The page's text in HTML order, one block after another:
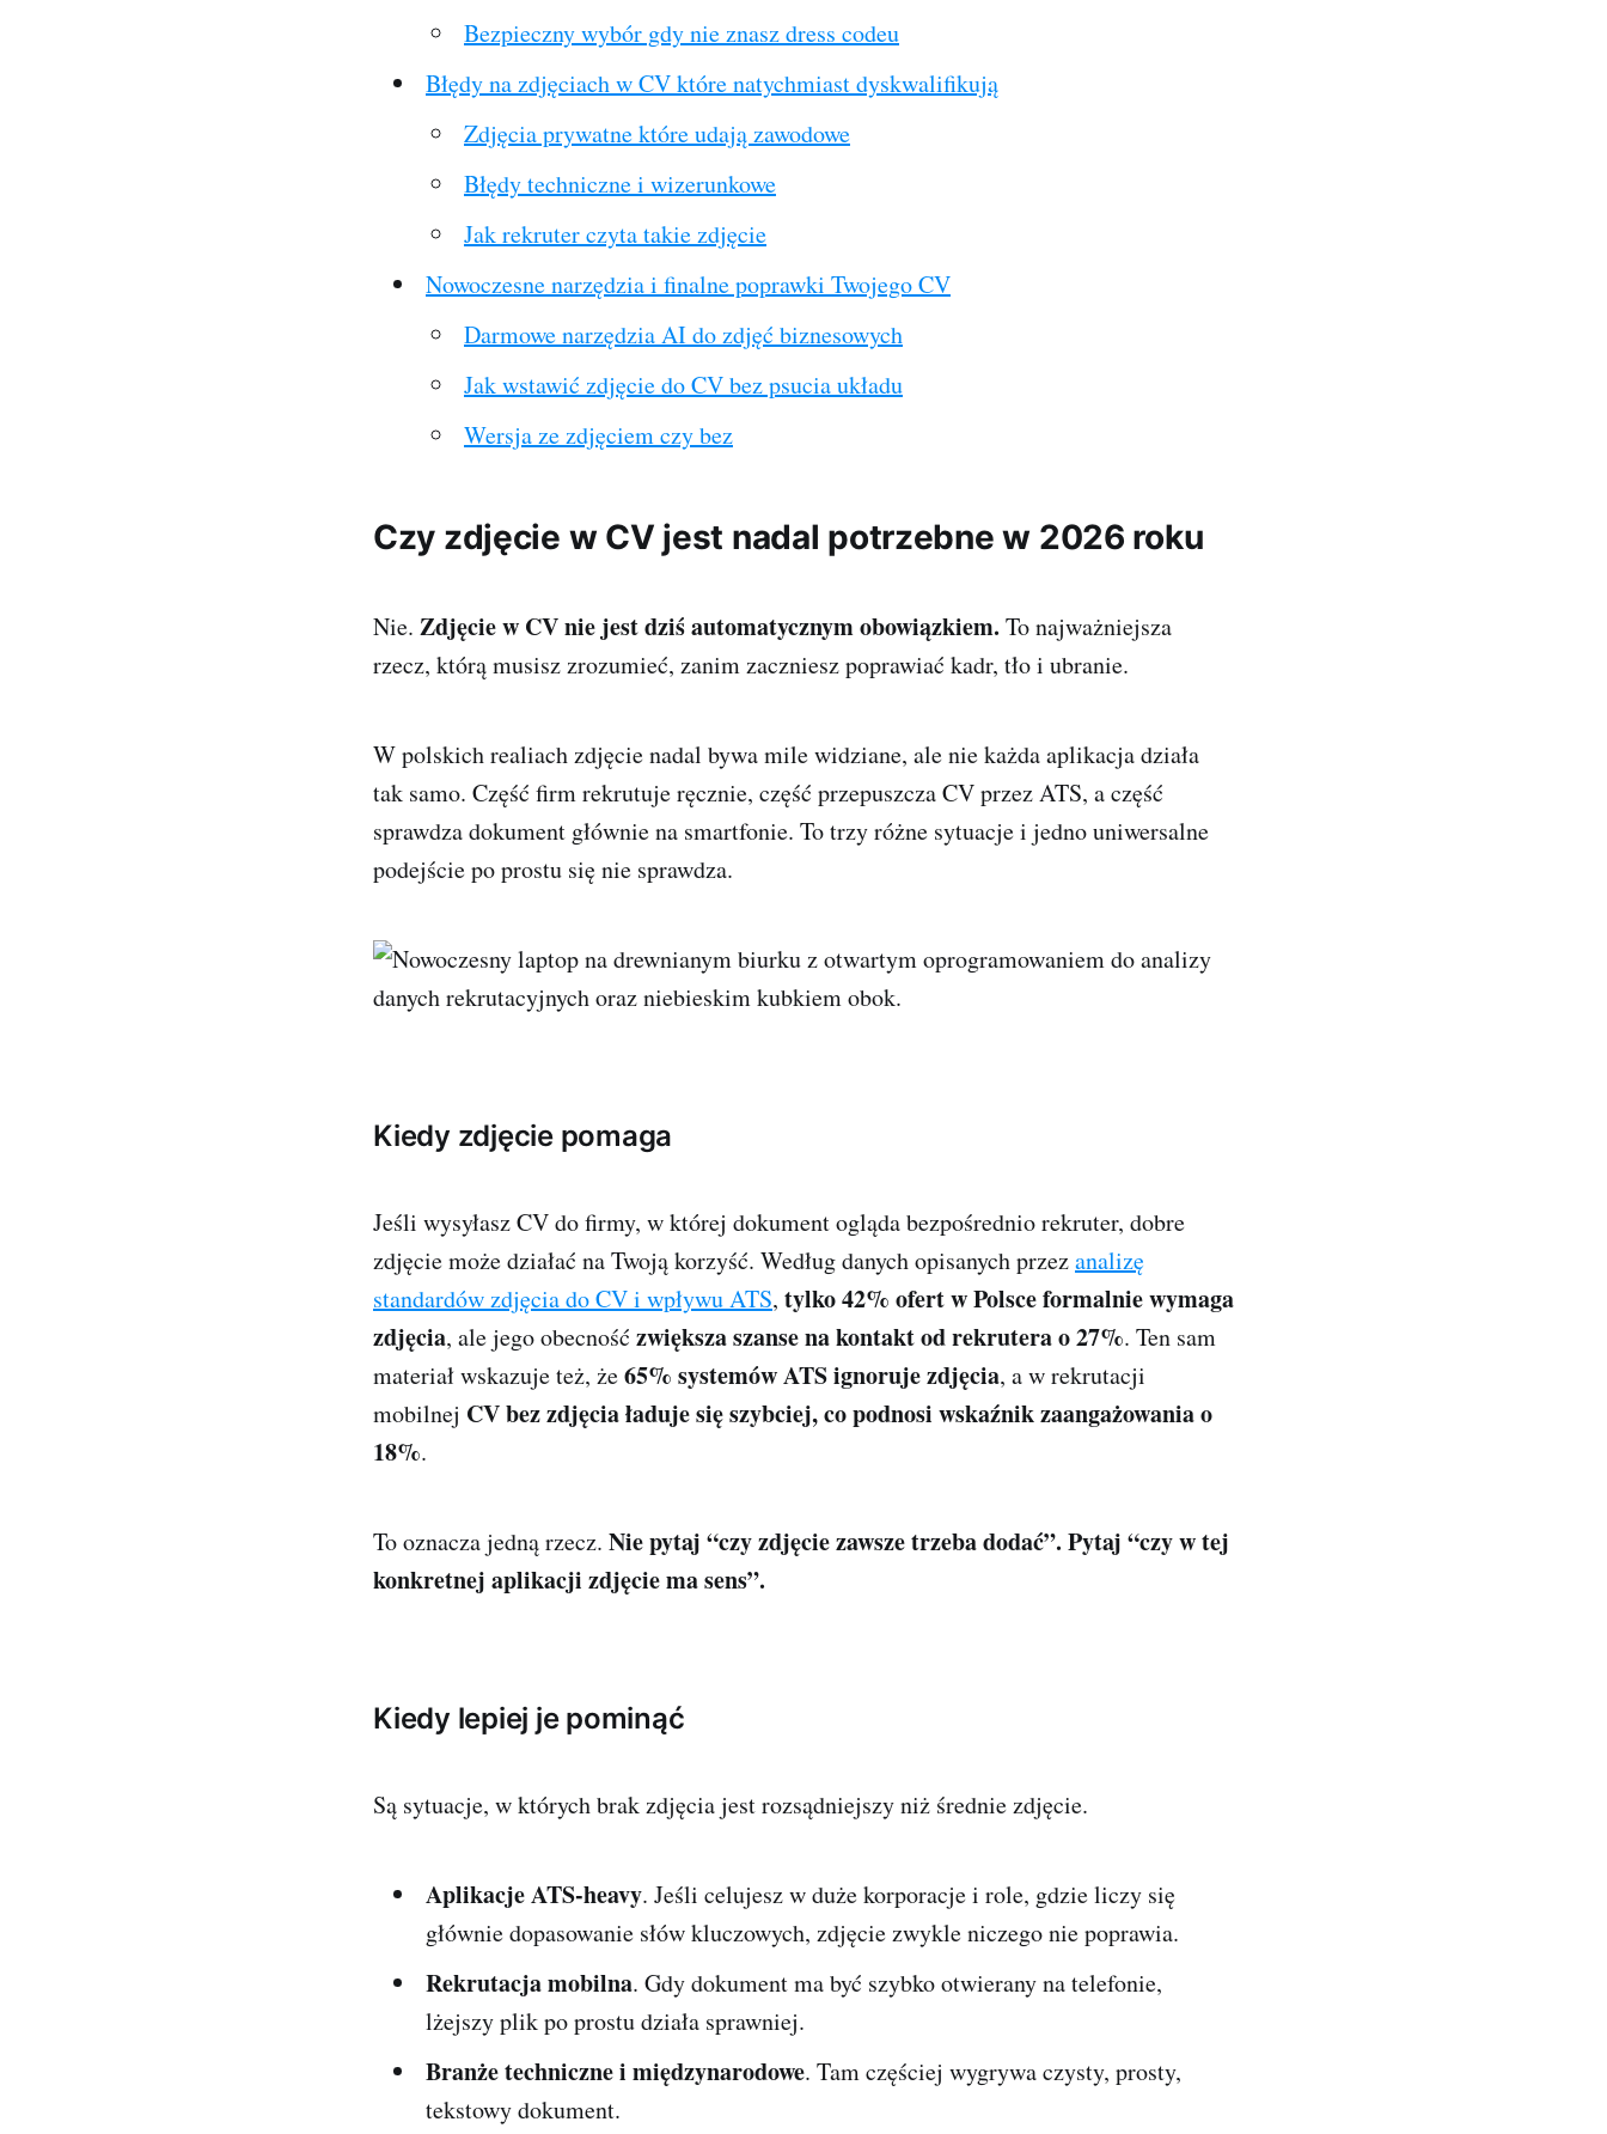
Bezpieczny wybór gdy nie znasz dress codeu
Błędy na zdjęciach w CV które natychmiast dyskwalifikują
Zdjęcia prywatne które udają zawodowe
Błędy techniczne i wizerunkowe
Jak rekruter czyta takie zdjęcie
Nowoczesne narzędzia i finalne poprawki Twojego CV
Darmowe narzędzia AI do zdjęć biznesowych
Jak wstawić zdjęcie do CV bez psucia układu
Wersja ze zdjęciem czy bez
Czy zdjęcie w CV jest nadal potrzebne w 2026 roku
Nie. Zdjęcie w CV nie jest dziś automatycznym obowiązkiem. To najważniejsza
rzecz, którą musisz zrozumieć, zanim zaczniesz poprawiać kadr, tło i ubranie.
W polskich realiach zdjęcie nadal bywa mile widziane, ale nie każda aplikacja działa
tak samo. Część firm rekrutuje ręcznie, część przepuszcza CV przez ATS, a część
sprawdza dokument głównie na smartfonie. To trzy różne sytuacje i jedno uniwersalne
podejście po prostu się nie sprawdza.
Kiedy zdjęcie pomaga
Jeśli wysyłasz CV do firmy, w której dokument ogląda bezpośrednio rekruter, dobre
zdjęcie może działać na Twoją korzyść. Według danych opisanych przezanalizę
standardów zdjęcia do CV i wpływu ATS, tylko 42% ofert w Polsce formalnie wymaga
zdjęcia, ale jego obecność zwiększa szanse na kontakt od rekrutera o 27%. Ten sam
materiał wskazuje też, że65% systemów ATS ignoruje zdjęcia, a w rekrutacji
mobilnej CV bez zdjęcia ładuje się szybciej, co podnosi wskaźnik zaangażowania o
18%.
To oznacza jedną rzecz. Nie pytaj “czy zdjęcie zawsze trzeba dodać”. Pytaj “czy w tej
konkretnej aplikacji zdjęcie ma sens”.
Kiedy lepiej je pominąć
Są sytuacje, w których brak zdjęcia jest rozsądniejszy niż średnie zdjęcie.
Aplikacje ATS-heavy. Jeśli celujesz w duże korporacje i role, gdzie liczy się
głównie dopasowanie słów kluczowych, zdjęcie zwykle niczego nie poprawia.
Rekrutacja mobilna. Gdy dokument ma być szybko otwierany na telefonie,
lżejszy plik po prostu działa sprawniej.
Branże techniczne i międzynarodowe. Tam częściej wygrywa czysty, prosty,
tekstowy dokument.